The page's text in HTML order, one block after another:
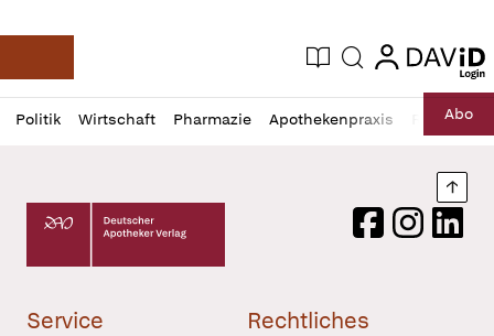
Deutsche Apotheker Zeitung
Aktuelle Ausgabe
Suche login
login
Politik Wirtschaft Pharmazie Apothekenpraxis RechtAbo
Profil
öffnen
Daz
Pur
Deutscher Apotheker Verlag Logo
FacebookInstagram
Service Rechtliches